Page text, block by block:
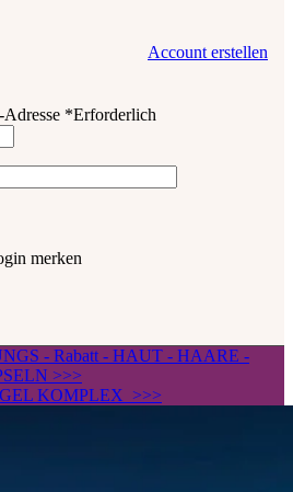
Account erstellen
*Erforderlich
merken
- Rabatt - HAUT - HAARE -
>>>
KOMPLEX >>>